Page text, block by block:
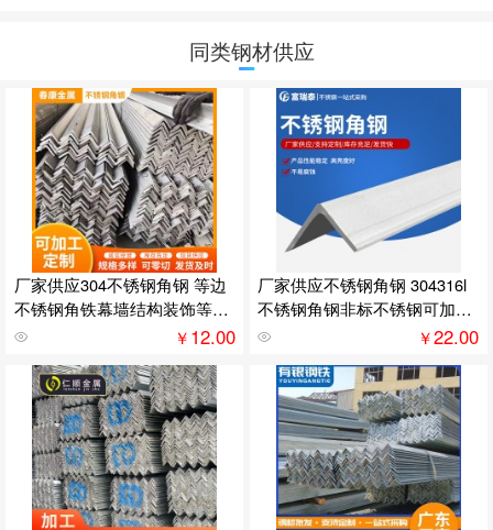
同类钢材供应
厂家供应304不锈钢角钢 等边
不锈钢角铁幕墙结构装饰等边
三角钢
￥12.00
厂家供应不锈钢角钢 304316l
不锈钢角钢非标不锈钢可加工
批发
￥22.00